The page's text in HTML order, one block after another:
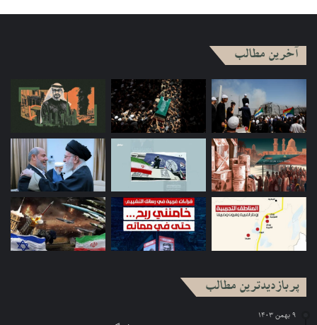
آخرین مطالب
پربازدیدترین مطالب
۹ بهمن ۱۴۰۳